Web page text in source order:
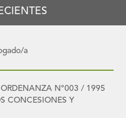
a
N°003 / 1995
CONCESIONES Y